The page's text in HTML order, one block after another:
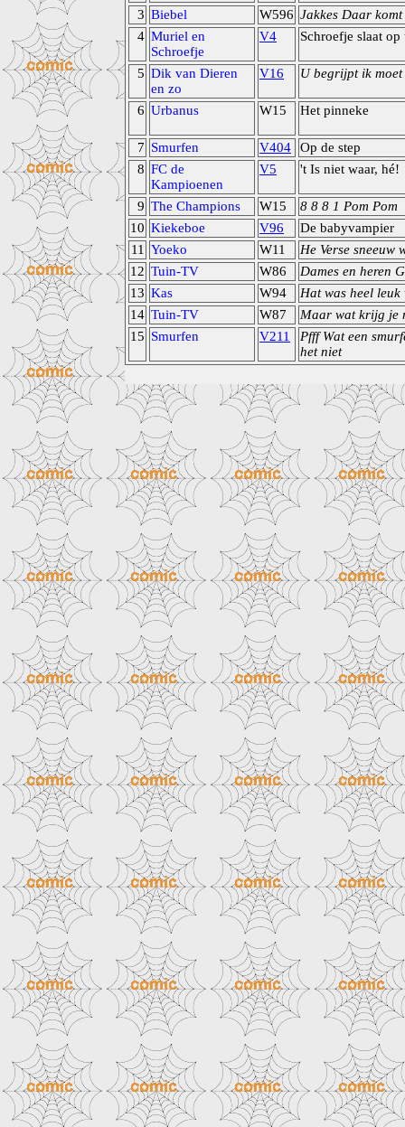
3 Biebel W596 Jakkes Daar
4 Muriel en
Schroefje
V4 Schroefje slaat op
5 Dik van Dieren
en zo
V16 U begrijpt ik
6 Urbanus W15 Het pinneke
7 Smurfen V404
Op de step
8 FC de
Kampioenen
V5 't Is niet waar, hé!
9 The Champions W15
8 8 8 1 Pom Pom
10 Kiekeboe V96
De babyvampier
11
Yoeko W11
He Verse sneeuw
12 Tuin-TV W86
Dames en heren
13 Kas W94
Hat was heel leuk
14 Tuin-TV W87
Maar wat krijg je
15 Smurfen V211
Pfff Wat een
het niet